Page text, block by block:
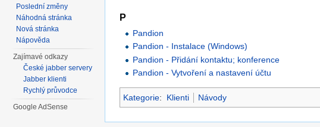
P
Pandion
Pandion - Instalace (Windows)
Pandion - Přidání kontaktu; konference
Pandion - Vytvoření a nastavení účtu
Kategorie: Klienti Návody
Poslední změny
Náhodná stránka
Nová stránka
Nápověda
Zajímavé odkazy
České jabber servery
Jabber klienti
Rychlý průvodce
Google AdSense